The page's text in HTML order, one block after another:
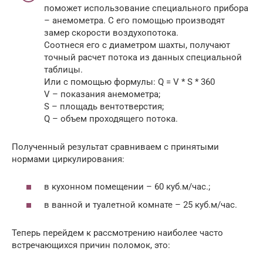
поможет использование специального прибора
– анемометра. С его помощью производят
замер скорости воздухопотока.
Соотнеся его с диаметром шахты, получают
точный расчет потока из данных специальной
таблицы.
Или с помощью формулы: Q = V * S * 360
V – показания анемометра;
S – площадь вентотверстия;
Q – объем проходящего потока.
Полученный результат сравниваем с принятыми
нормами циркулирования:
в кухонном помещении – 60 куб.м/час.;
в ванной и туалетной комнате – 25 куб.м/час.
Теперь перейдем к рассмотрению наиболее часто
встречающихся причин поломок, это: